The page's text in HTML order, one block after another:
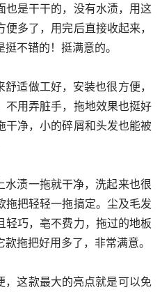
也是干干的，没有水渍，用这
多了，用完后直接收起来，
不错的！挺满意的。
不用弄脏手，拖地效果也挺好
干净，小的碎屑和头发也能被
拖把轻轻一拖搞定。尘及毛发
轻巧，亳不费力，拖过的地板
拖把好用多了，非常满意。